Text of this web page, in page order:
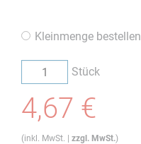
Kleinmenge bestellen
Stück
4,67 €
(inkl. MwSt. zzgl. MwSt.)